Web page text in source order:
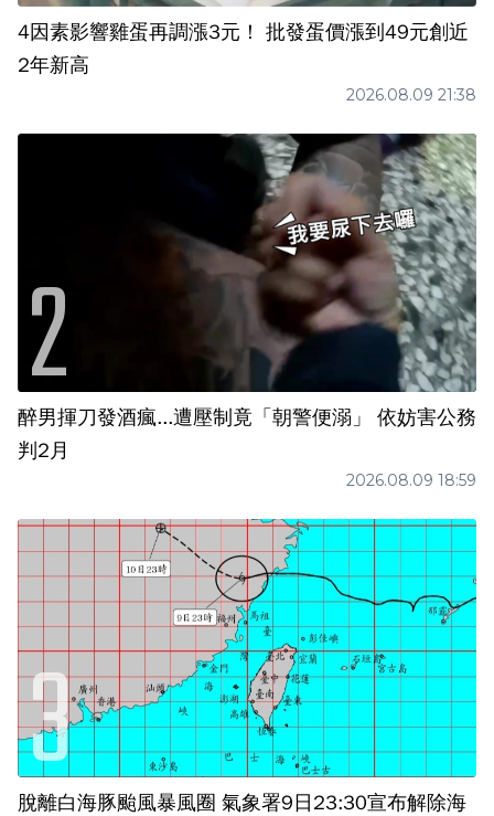
4因素影響雞蛋再調漲3元！ 批發蛋價漲到49元創近
2年新高
2026.08.09 21:38
醉男揮刀發酒瘋...遭壓制竟「朝警便溺」 依妨害公務
判2月
2026.08.09 18:59
脫離白海豚颱風暴風圈 氣象署9日23:30宣布解除海